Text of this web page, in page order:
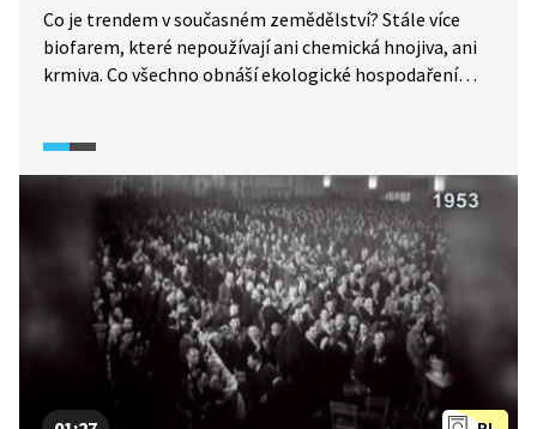
Co je trendem v současném zemědělství? Stále více
biofarem, které nepoužívají ani chemická hnojiva, ani
krmiva. Co všechno obnáší ekologické hospodaření
z nich.